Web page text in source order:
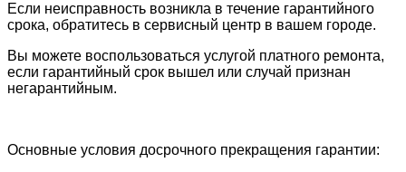
Если неисправность возникла в течение гарантийного
срока, обратитесь в сервисный центр в вашем городе.
Вы можете воспользоваться услугой платного ремонта,
если гарантийный срок вышел или случай признан
негарантийным.
Основные условия досрочного прекращения гарантии: